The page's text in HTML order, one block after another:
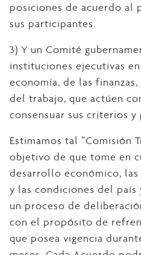
posiciones de acuerdo al
sus participantes.
3) Y un Comité
instituciones ejecutivas
economía, de las
del trabajo, que actúen
consensuar sus criterios y
Estimamos tal “Comisión
objetivo de que tome en
desarrollo económico,
y las condiciones del
un proceso de
con el propósito de
que posea vigencia